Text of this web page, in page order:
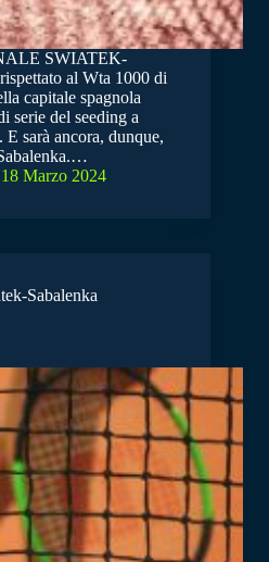
SWIATEK-
al Wta 1000 di
capitale spagnola
serie del seeding a
sarà ancora, dunque,
18 Marzo 2024
Sabalenka